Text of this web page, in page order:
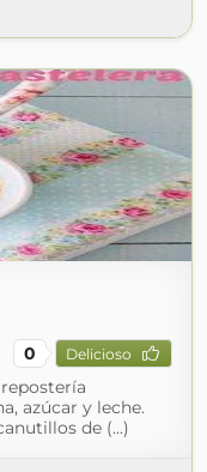
0 Delicioso
azúcar y leche.
de (...)